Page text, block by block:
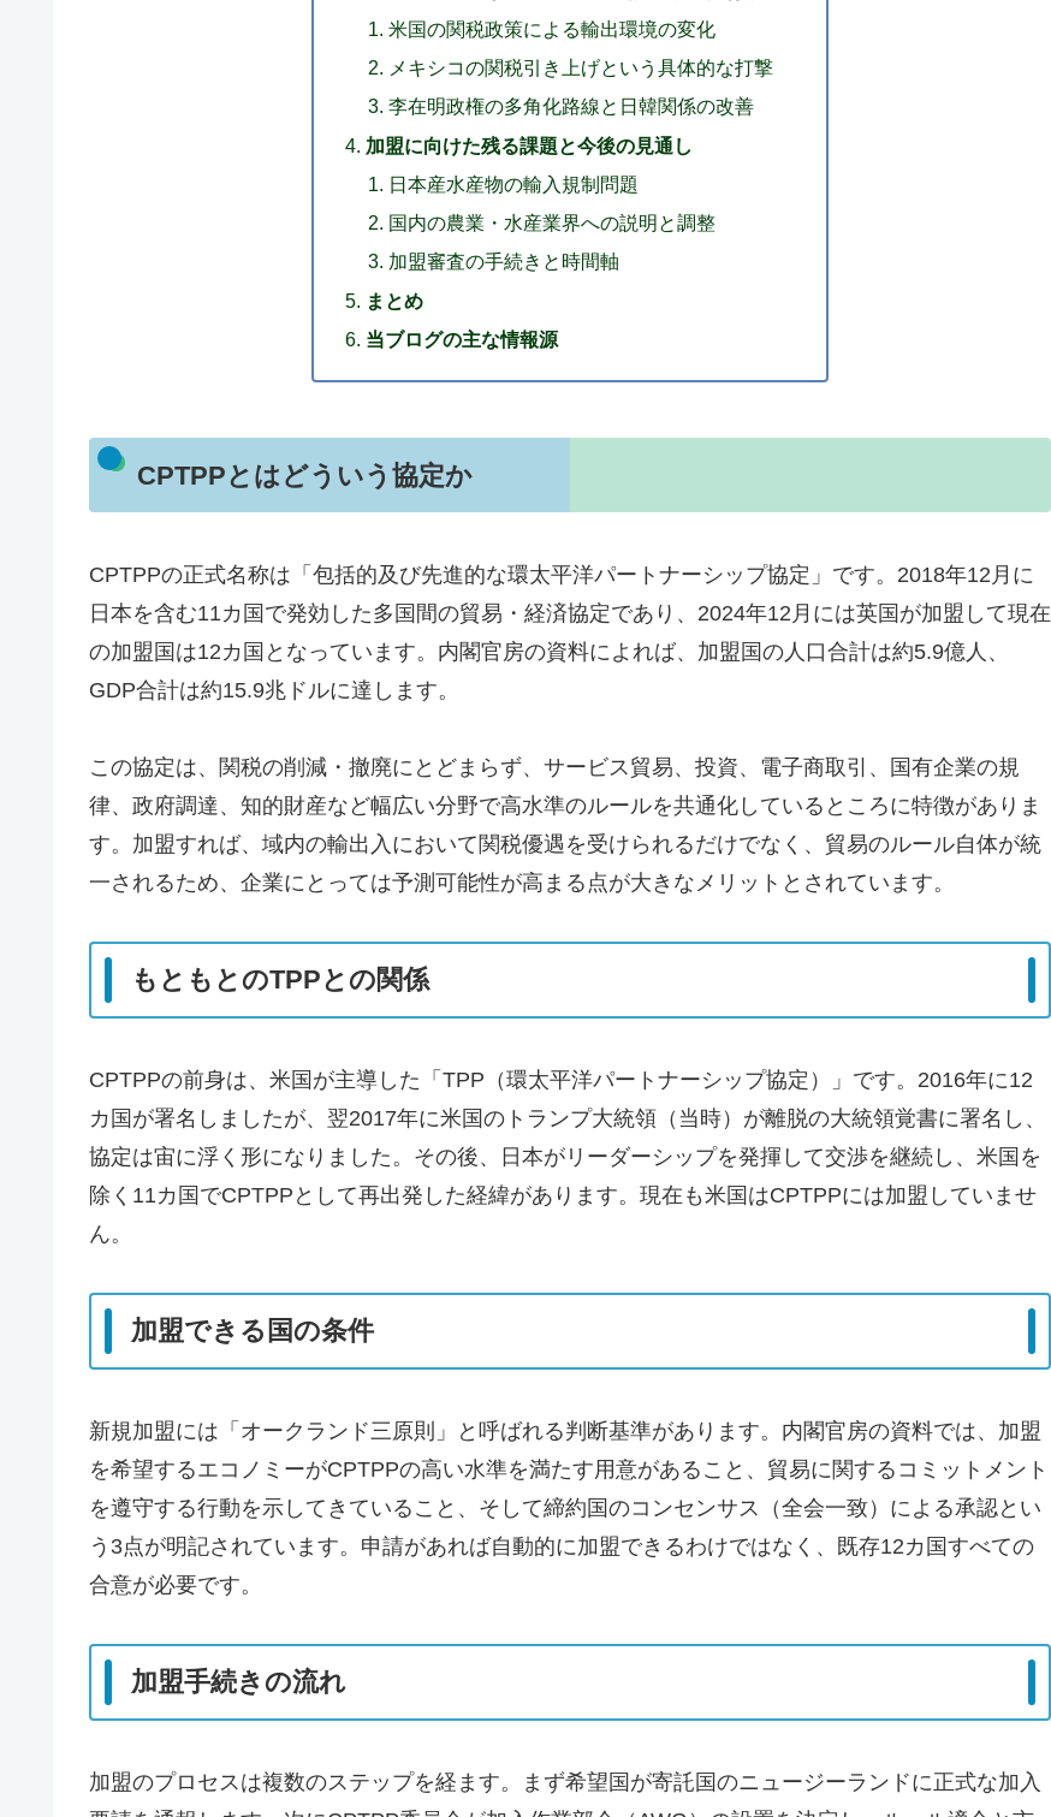
米国の関税政策による輸出環境の変化
メキシコの関税引き上げという具体的な打撃
李在明政権の多角化路線と日韓関係の改善
加盟に向けた残る課題と今後の見通し
日本産水産物の輸入規制問題
国内の農業・水産業界への説明と調整
加盟審査の手続きと時間軸
まとめ
当ブログの主な情報源
CPTPPとはどういう協定か
CPTPPの正式名称は「包括的及び先進的な環太平洋パートナーシップ協定」です。2018年12月に
日本を含む11カ国で発効した多国間の貿易・経済協定であり、2024年12月には英国が加盟して現在
の加盟国は12カ国となっています。内閣官房の資料によれば、加盟国の人口合計は約5.9億人、
GDP合計は約15.9兆ドルに達します。
この協定は、関税の削減・撤廃にとどまらず、サービス貿易、投資、電子商取引、国有企業の規
律、政府調達、知的財産など幅広い分野で高水準のルールを共通化しているところに特徴がありま
す。加盟すれば、域内の輸出入において関税優遇を受けられるだけでなく、貿易のルール自体が統
一されるため、企業にとっては予測可能性が高まる点が大きなメリットとされています。
もともとのTPPとの関係
CPTPPの前身は、米国が主導した「TPP（環太平洋パートナーシップ協定）」です。2016年に12
カ国が署名しましたが、翌2017年に米国のトランプ大統領（当時）が離脱の大統領覚書に署名し、
協定は宙に浮く形になりました。その後、日本がリーダーシップを発揮して交渉を継続し、米国を
除く11カ国でCPTPPとして再出発した経緯があります。現在も米国はCPTPPには加盟していませ
ん。
加盟できる国の条件
新規加盟には「オークランド三原則」と呼ばれる判断基準があります。内閣官房の資料では、加盟
を希望するエコノミーがCPTPPの高い水準を満たす用意があること、貿易に関するコミットメント
を遵守する行動を示してきていること、そして締約国のコンセンサス（全会一致）による承認とい
う3点が明記されています。申請があれば自動的に加盟できるわけではなく、既存12カ国すべての
合意が必要です。
加盟手続きの流れ
加盟のプロセスは複数のステップを経ます。まず希望国が寄託国のニュージーランドに正式な加入